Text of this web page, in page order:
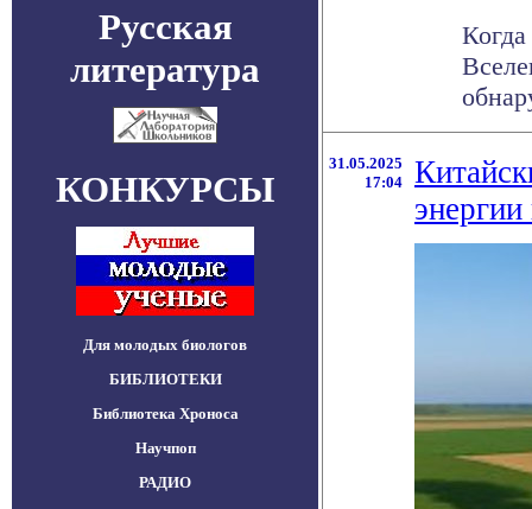
Русская
литература
КОНКУРСЫ
Для молодых биологов
БИБЛИОТЕКИ
Библиотека Хроноса
Научпоп
РАДИО
31.05.2025
17:04